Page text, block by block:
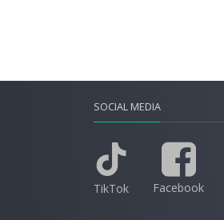
SOCIAL MEDIA
TikTok Facebook